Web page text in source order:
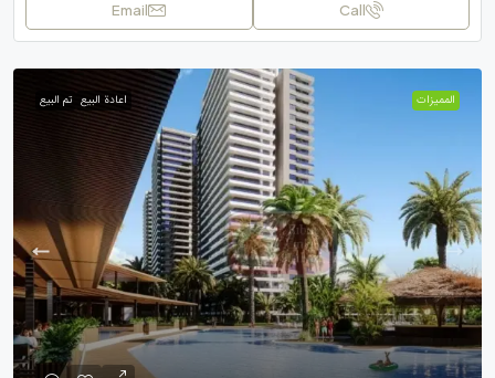
Call
Email
الممیزات اعادة البيع تم البيع